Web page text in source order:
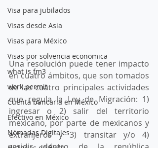
Visa para jubilados
Visas desde Asia
Visas para México
Visas por solvencia economica
what is fm3
work permit
Cuenta bancaria en México
Efectivo en México
Nómadas Digitales
Una resolución puede tener impacto
en cuatro ámbitos, que son tomados
de las cuatro principales actividades
que regula la Ley de Migración: 1)
ingresar o 2) salir del territorio
mexicano, por parte de mexicanos y
extranjeros y 3) transitar y/o 4)